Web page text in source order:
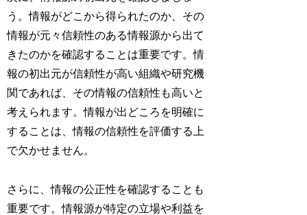
う。情報がどこから得られたのか、その
情報が元々信頼性のある情報源から出て
きたのかを確認することは重要です。情
報の初出元が信頼性が高い組織や研究機
関であれば、その情報の信頼性も高いと
考えられます。情報が出どころを明確に
することは、情報の信頼性を評価する上
で欠かせません。
さらに、情報の公正性を確認することも
重要です。情報源が特定の立場や利益を